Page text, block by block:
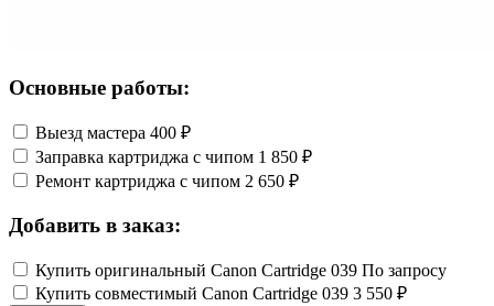
Основные работы:
Выезд мастера 400 ₽
Заправка картриджа с чипом 1 850 ₽
Ремонт картриджа с чипом 2 650 ₽
Добавить в заказ:
Купить оригинальный Canon Cartridge 039 По запросу
Купить совместимый Canon Cartridge 039 3 550 ₽